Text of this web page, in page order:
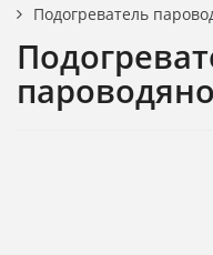
Подогреватель